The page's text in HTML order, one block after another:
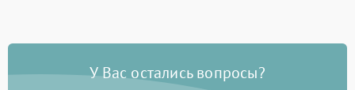
цветов дисплея
Подробнее →
У Вас остались вопросы?